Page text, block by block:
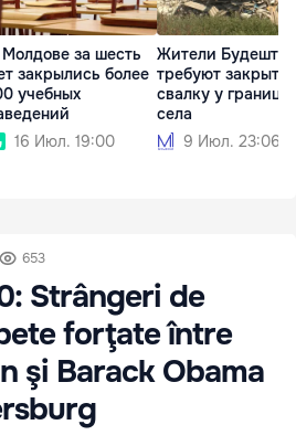
за шесть
закрылись более
учебных
16 Июл. 19:00
Жители Будешт
требуют закрыть
свалку у границы
села
9 Июл. 23:06
653
Strângeri de
forţate între
şi Barack Obama